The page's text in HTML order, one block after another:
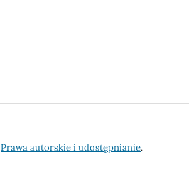
Prawa autorskie i udostępnianie.